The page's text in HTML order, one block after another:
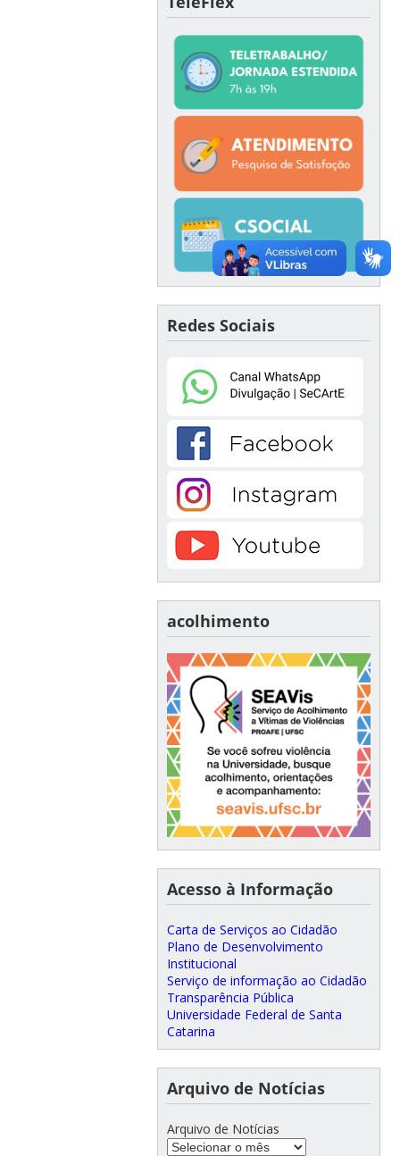
Redes Sociais
acolhimento
Acesso à Informação
Carta de Serviços ao Cidadão
Plano de Desenvolvimento
Institucional
Serviço de informação ao Cidadão
Transparência Pública
Universidade Federal de Santa
Catarina
Arquivo de Notícias
Arquivo de Notícias